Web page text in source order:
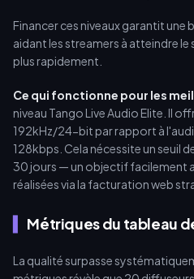
Financer ces niveaux garantit une
aidant les streamers à atteindre le
plus rapidement.
Ce qui fonctionne pour les
niveau Tango Live Audio Elite. Il
192kHz/24-bit par rapport à
128kbps. Cela nécessite un seuil
30 jours — un objectif facilement
réalisées via la facturation web
Métriques du tableau
La qualité surpasse